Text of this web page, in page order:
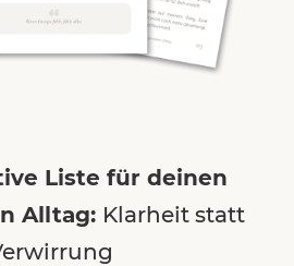
Liste für deinen
Alltag: Klarheit statt